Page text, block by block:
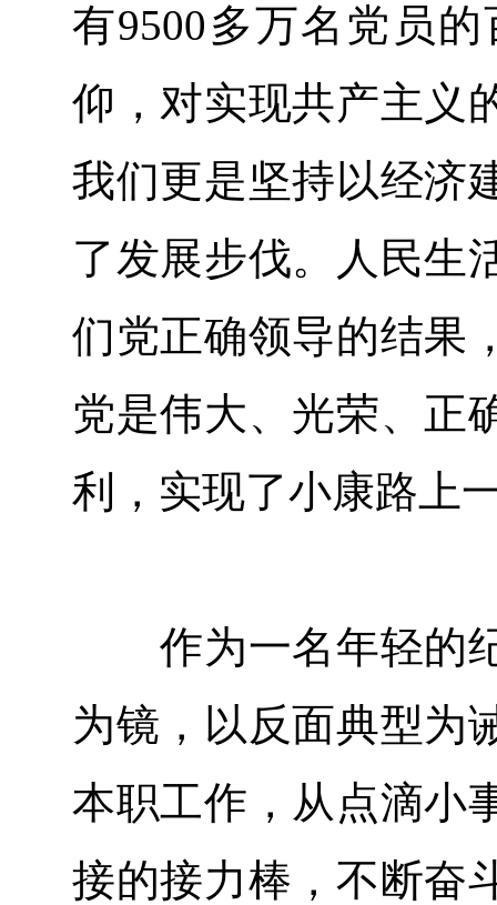
有9500多万名党员
仰，对实现共产主义
我们更是坚持以经济
了发展步伐。人民生
们党正确领导的结果
党是伟大、光荣、正
利，实现了小康路上
作为一名年轻的纪
为镜，以反面典型为
本职工作，从点滴小
接的接力棒，不断奋